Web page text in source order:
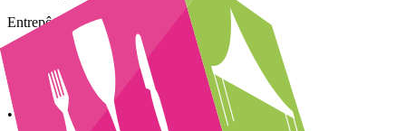
Entrepôt
Lundi – Vendredi
• Enlèvements : 09h00 – 16h00
• Retours : 09h00 – 13h00